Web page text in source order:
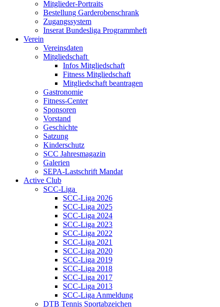
Mitglieder-Portraits
Bestellung Garderobenschrank
Zugangssystem
Inserat Bundesliga Programmheft
Verein
Vereinsdaten
Mitgliedschaft
Infos Mitgliedschaft
Fitness Mitgliedschaft
Mitgliedschaft beantragen
Gastronomie
Fitness-Center
Sponsoren
Vorstand
Geschichte
Satzung
Kinderschutz
SCC Jahresmagazin
Galerien
SEPA-Lastschrift Mandat
Active Club
SCC-Liga
SCC-Liga 2026
SCC-Liga 2025
SCC-Liga 2024
SCC-Liga 2023
SCC-Liga 2022
SCC-Liga 2021
SCC-Liga 2020
SCC-Liga 2019
SCC-Liga 2018
SCC-Liga 2017
SCC-Liga 2013
SCC-Liga Anmeldung
DTB Tennis Sportabzeichen